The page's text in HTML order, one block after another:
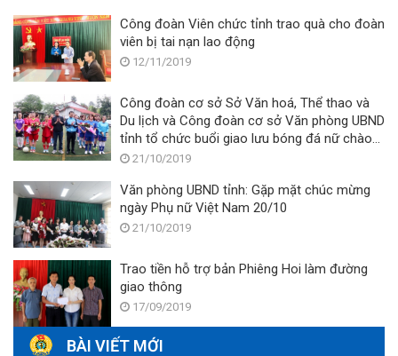
Công đoàn Viên chức tỉnh trao quà cho đoàn
viên bị tai nạn lao động
12/11/2019
Công đoàn cơ sở Sở Văn hoá, Thể thao và
Du lịch và Công đoàn cơ sở Văn phòng UBND
tỉnh tổ chức buổi giao lưu bóng đá nữ chào
mừng Ngày Phụ nữ Việt Nam 20/10
21/10/2019
Văn phòng UBND tỉnh: Gặp mặt chúc mừng
ngày Phụ nữ Việt Nam 20/10
21/10/2019
Trao tiền hỗ trợ bản Phiêng Hoi làm đường
giao thông
17/09/2019
BÀI VIẾT MỚI